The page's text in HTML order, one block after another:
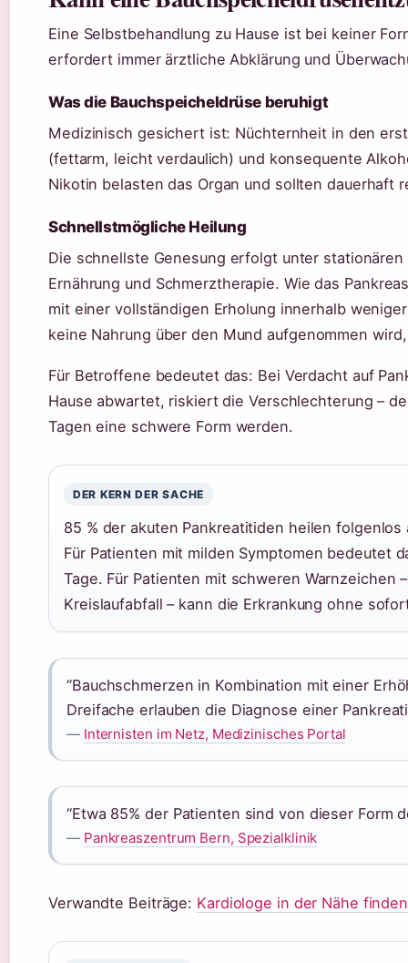
Eine Selbstbehandlung zu Hause ist bei keiner
erfordert immer ärztliche Abklärung und
Was die Bauchspeicheldrüse beruhigt
Medizinisch gesichert ist: Nüchternheit in den
(fettarm, leicht verdaulich) und konsequente
Nikotin belasten das Organ und sollten dauerhaft
Schnellstmögliche Heilung
Die schnellste Genesung erfolgt unter
Ernährung und Schmerztherapie. Wie das
mit einer vollständigen Erholung innerhalb
keine Nahrung über den Mund aufgenommen
Für Betroffene bedeutet das: Bei Verdacht auf
Hause abwartet, riskiert die Verschlechterung –
Tagen eine schwere Form werden.
DER KERN DER SACHE
85 % der akuten Pankreatitiden heilen
Für Patienten mit milden Symptomen bedeutet
Tage. Für Patienten mit schweren Warnzeichen
Kreislaufabfall – kann die Erkrankung ohne
“Bauchschmerzen in Kombination mit einer
Dreifache erlauben die Diagnose einer
— Internisten im Netz, Medizinisches Portal
“Etwa 85% der Patienten sind von dieser Form
— Pankreaszentrum Bern, Spezialklinik
Verwandte Beiträge: Kardiologe in der Nähe